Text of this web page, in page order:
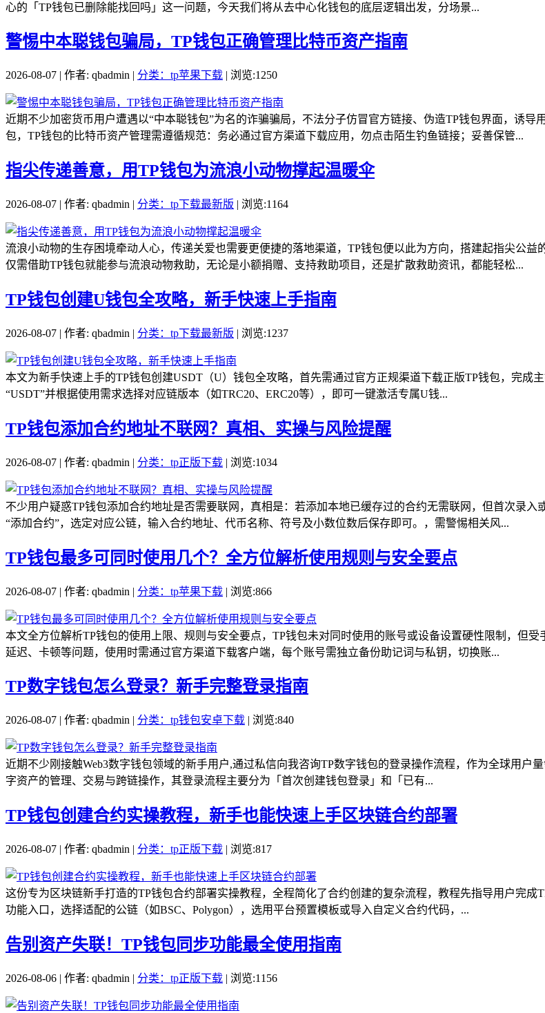
心的「TP钱包已删除能找回吗」这一问题，今天我们将从去中心化钱包的底层逻辑出发，分场景...
警惕中本聪钱包骗局，TP钱包正确管理比特币资产指南
2026-08-07 | 作者: qbadmin | 分类：tp苹果下载 | 浏览:1250
近期不少加密货币用户遭遇以“中本聪钱包”为名的诈骗骗局，不法分子仿冒官方链接、伪造TP钱包界面，诱
包，TP钱包的比特币资产管理需遵循规范：务必通过官方渠道下载应用，勿点击陌生钓鱼链接；妥善保管...
指尖传递善意，用TP钱包为流浪小动物撑起温暖伞
2026-08-07 | 作者: qbadmin | 分类：tp下载最新版 | 浏览:1164
流浪小动物的生存困境牵动人心，传递关爱也需要更便捷的落地渠道，TP钱包便以此为方向，搭建起指尖公
仅需借助TP钱包就能参与流浪动物救助，无论是小额捐赠、支持救助项目，还是扩散救助资讯，都能轻松...
TP钱包创建U钱包全攻略，新手快速上手指南
2026-08-07 | 作者: qbadmin | 分类：tp下载最新版 | 浏览:1237
本文为新手快速上手的TP钱包创建USDT（U）钱包全攻略，首先需通过官方正规渠道下载正版TP钱包，完成
“USDT”并根据使用需求选择对应链版本（如TRC20、ERC20等），即可一键激活专属U钱...
TP钱包添加合约地址不联网？真相、实操与风险提醒
2026-08-07 | 作者: qbadmin | 分类：tp正版下载 | 浏览:1034
不少用户疑惑TP钱包添加合约地址是否需要联网，真相是：若添加本地已缓存过的合约无需联网，但首次录
“添加合约”，选定对应公链，输入合约地址、代币名称、符号及小数位数后保存即可。，需警惕相关风...
TP钱包最多可同时使用几个？全方位解析使用规则与安全要点
2026-08-07 | 作者: qbadmin | 分类：tp苹果下载 | 浏览:866
本文全方位解析TP钱包的使用上限、规则与安全要点，TP钱包未对同时使用的账号或设备设置硬性限制，但
延迟、卡顿等问题，使用时需通过官方渠道下载客户端，每个账号需独立备份助记词与私钥，切换账...
TP数字钱包怎么登录？新手完整登录指南
2026-08-07 | 作者: qbadmin | 分类：tp钱包安卓下载 | 浏览:840
近期不少刚接触Web3数字钱包领域的新手用户,通过私信向我咨询TP数字钱包的登录操作流程，作为全球用户
字资产的管理、交易与跨链操作，其登录流程主要分为「首次创建钱包登录」和「已有...
TP钱包创建合约实操教程，新手也能快速上手区块链合约部署
2026-08-07 | 作者: qbadmin | 分类：tp正版下载 | 浏览:817
这份专为区块链新手打造的TP钱包合约部署实操教程，全程简化了合约创建的复杂流程，教程先指导用户完
功能入口，选择适配的公链（如BSC、Polygon），选用平台预置模板或导入自定义合约代码，...
告别资产失联！TP钱包同步功能最全使用指南
2026-08-06 | 作者: qbadmin | 分类：tp正版下载 | 浏览:1156